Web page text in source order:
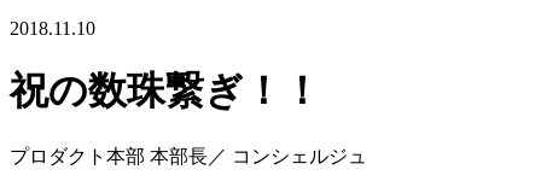
2018.11.10
祝の数珠繋ぎ！！
プロダクト本部 本部長／ コンシェルジュ